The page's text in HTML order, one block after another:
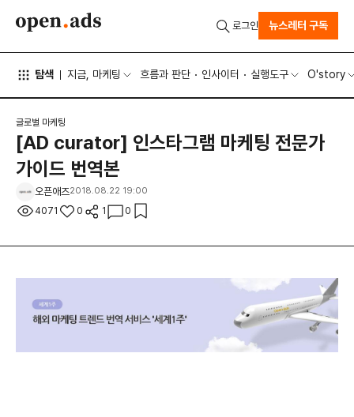
탐색 지금, 마케팅 흐름과 판단 인사이터 실행도구 O'story
로그인 뉴스레터 구독
글로벌 마케팅
[AD curator] 인스타그램 마케팅 전문가
가이드 번역본
오픈애즈2018.08.22 19:00
4071 0 1 0